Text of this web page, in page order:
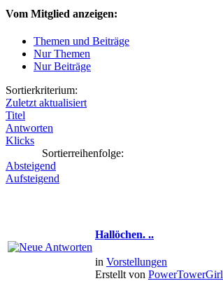
Vom Mitglied anzeigen:
Themen und Beiträge
Nur Themen
Nur Beiträge
Sortierkriterium:
Zuletzt aktualisiert
Titel
Antworten
Klicks
Sortierreihenfolge:
Absteigend
Aufsteigend
Hallöchen. ..
in Vorstellungen
Erstellt von PowerTowerGirl